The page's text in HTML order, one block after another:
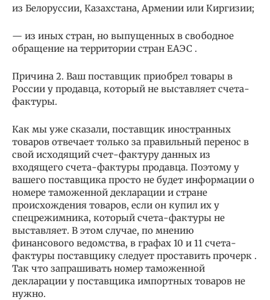
из Белоруссии, Казахстана, Армении или Киргизии;
— из иных стран, но выпущенных в свободное
обращение на территории стран ЕАЭС .
Причина 2. Ваш поставщик приобрел товары в
России у продавца, который не выставляет счета-
фактуры.
Как мы уже сказали, поставщик иностранных
товаров отвечает только за правильный перенос в
свой исходящий счет-фактуру данных из
входящего счета-фактуры продавца. Поэтому у
вашего поставщика просто не будет информации о
номере таможенной декларации и стране
происхождения товаров, если он купил их у
спецрежимника, который счета-фактуры не
выставляет. В этом случае, по мнению
финансового ведомства, в графах 10 и 11 счета-
фактуры поставщику следует проставить прочерк .
Так что запрашивать номер таможенной
декларации у поставщика импортных товаров не
нужно.